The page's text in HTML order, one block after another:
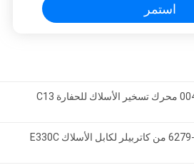
استمر
كاتربيلر 354-0048 354-0048 محرك تسخير الأسلاك للحفارة C13
تسخير أسلاك المحرك 230-6279 من كاتربيلر لكابل الأسلاك E330C